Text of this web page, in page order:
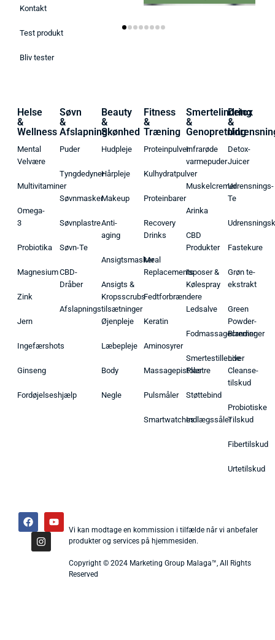
Kontakt
Test produkt
Bliv tester
Helse
&
Wellness
Mental
Velvære
Multivitaminer
Omega-
3
Probiotika
Magnesium
Zink
Jern
Ingefærshots
Ginseng
Fordøjelseshjælp
Søvn
&
Afslapning
Puder
Tyngdedyner
Søvnmasker
Søvnplastre
Søvn-Te
CBD-
Dråber
Afslapningstilsætninger
Beauty
&
Skønhed
Hudpleje
Hårpleje
Makeup
Anti-
aging
Ansigtsmasker
Ansigts &
Kropsscrubs
Øjenpleje
Læbepleje
Body
Negle
Fitness
&
Træning
Proteinpulver
Kulhydratpulver
Proteinbarer
Recovery
Drinks
Meal
Replacements
Fedtforbrændere
Keratin
Aminosyrer
Massagepistoler
Pulsmåler
Smartwatches
Smertelindring
&
Genopretning
Infrarøde
varmepuder
Muskelcremer
Arinka
CBD
Produkter
Isposer &
Kølespray
Ledsalve
Fodmassagecremer
Smertestillende
Plastre
Støttebind
Indlægssåler
Detox
&
Detox-
Juicer
Udrensnings-
Te
Fastekure
Grøn te-
ekstrakt
Green
Powder-
Blandinger
Liver
Cleanse-
tilskud
Probiotiske
Tilskud
Fibertilskud
Urtetilskud
Vi kan modtage en kommission i tilfælde når vi anbefaler
produkter og services på hjemmesiden.
Copyright © 2024 Marketing Group Malaga™, All Rights
Reserved